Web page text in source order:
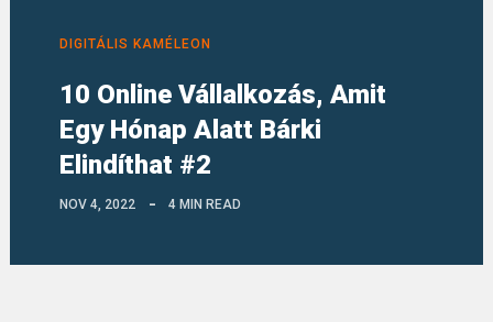
DIGITÁLIS KAMÉLEON
10 Online Vállalkozás, Amit
Egy Hónap Alatt Bárki
Elindíthat #2
NOV 4, 2022 4 MIN READ